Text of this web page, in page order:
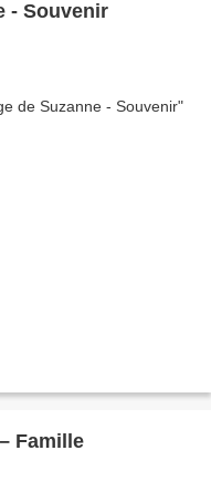
- Souvenir
Famille